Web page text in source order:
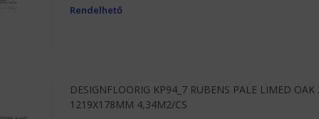
Rendelhető
DESIGNFLOORIG KP94_7 RUBENS PALE LIMED
1219X178MM 4,34M2/CS